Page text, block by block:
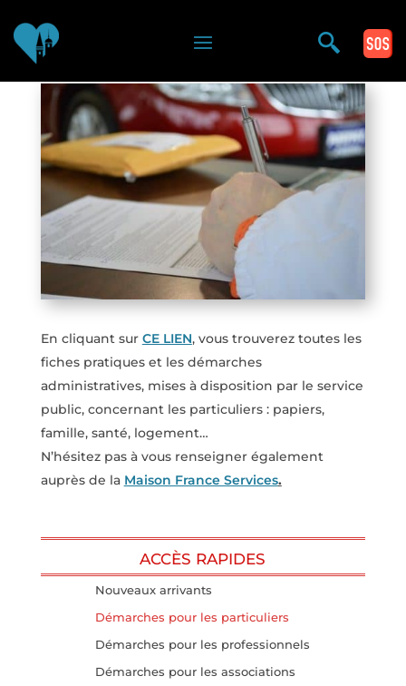
Vous êtes ici >
En cliquant sur CE LIEN, vous trouverez toutes les
fiches pratiques et les démarches
administratives, mises à disposition par le service
public, concernant les particuliers : papiers,
famille, santé, logement…
N’hésitez pas à vous renseigner également
auprès de la Maison France Services.
ACCÈS RAPIDES
Nouveaux arrivants
Démarches pour les particuliers
Démarches pour les professionnels
Démarches pour les associations